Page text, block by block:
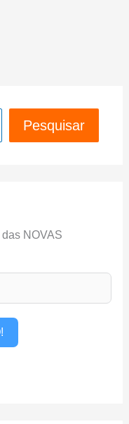
Pesquisar
NOVAS